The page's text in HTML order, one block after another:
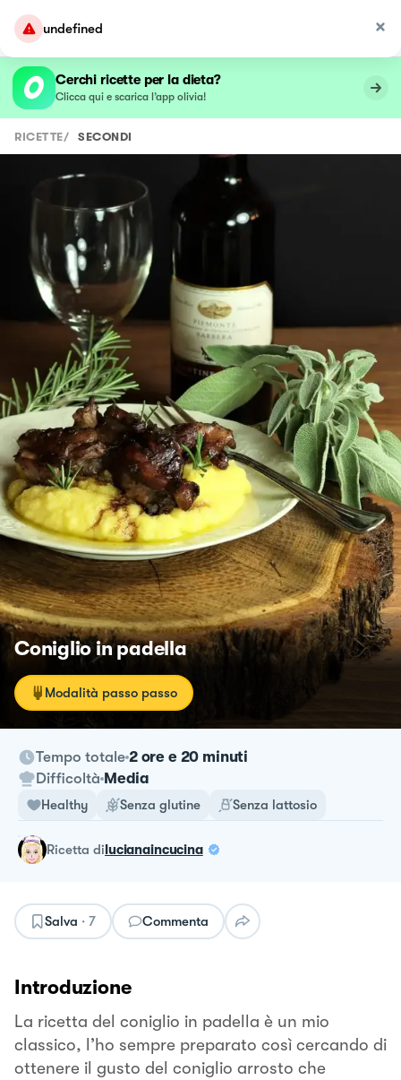
undefined
Cerchi ricette per la dieta?
Clicca qui e scarica l’app olivia!
RICETTE/ SECONDI
Coniglio in padella
Modalità passo passo
Tempo totale 2 ore e 20 minuti
Difficoltà Media
Healthy Senza glutine Senza lattosio
ricetta dilucianaincucina
Salva · 7 Commenta
Introduzione
La ricetta del coniglio in padella è un mio
classico, l’ho sempre preparato così cercando di
ottenere il gusto del coniglio arrosto che